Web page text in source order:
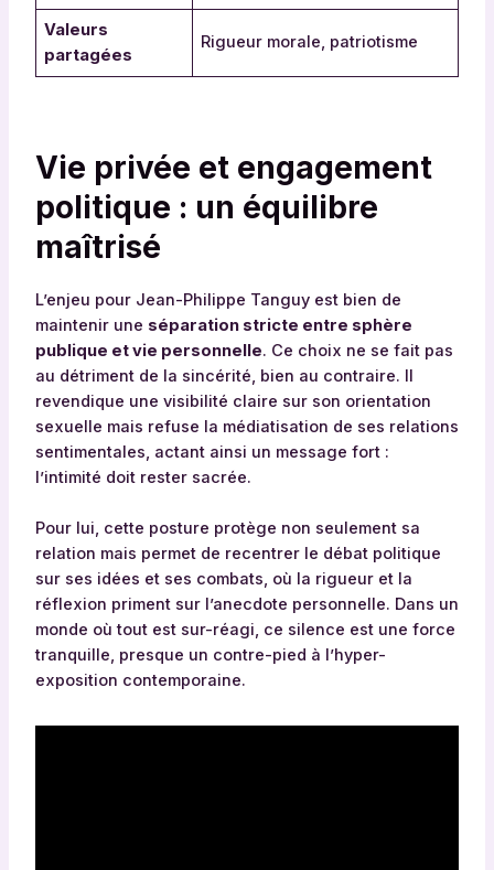
Valeurs
partagées
Rigueur morale, patriotisme
Vie privée et engagement
politique : un équilibre
maîtrisé
L’enjeu pour Jean-Philippe Tanguy est bien de
maintenir une séparation stricte entre sphère
publique et vie personnelle. Ce choix ne se fait pas
au détriment de la sincérité, bien au contraire. Il
revendique une visibilité claire sur son orientation
sexuelle mais refuse la médiatisation de ses relations
sentimentales, actant ainsi un message fort :
l’intimité doit rester sacrée.
Pour lui, cette posture protège non seulement sa
relation mais permet de recentrer le débat politique
sur ses idées et ses combats, où la rigueur et la
réflexion priment sur l’anecdote personnelle. Dans un
monde où tout est sur-réagi, ce silence est une force
tranquille, presque un contre-pied à l’hyper-
exposition contemporaine.